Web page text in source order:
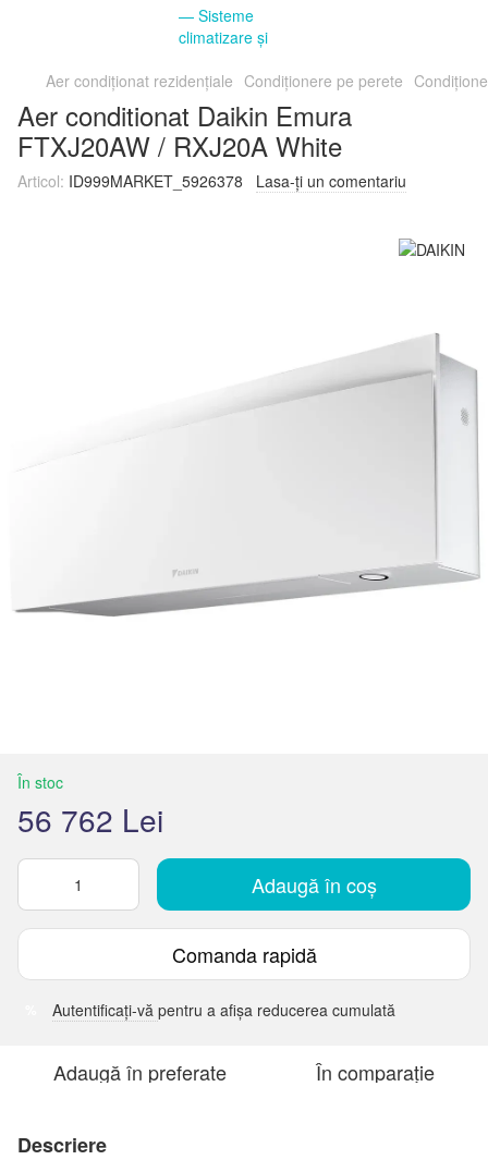
Aer condiționat rezidențiale Condiționere pe perete
Aer conditionat Daikin Emura
FTXJ20AW / RXJ20A White
Articol: ID999MARKET_5926378 Lasa-ți un comentariu
În stoc
56 762 Lei
Adaugă în coș
Comanda rapidă
Autentificați-vă pentru a afișa reducerea cumulată
Adaugă în preferate În comparație
Descriere